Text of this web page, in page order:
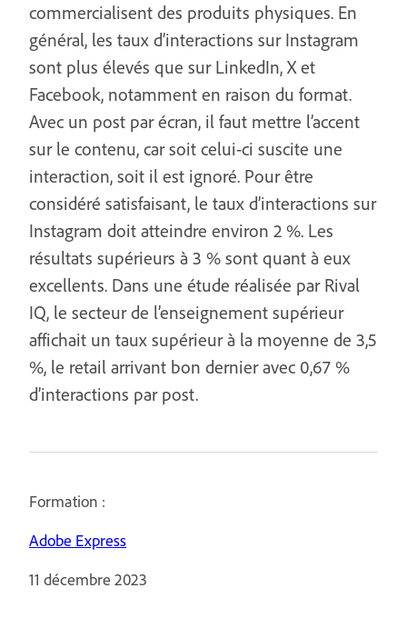
commercialisent des produits physiques. En
général, les taux d’interactions sur Instagram
sont plus élevés que sur LinkedIn, X et
Facebook, notamment en raison du format.
Avec un post par écran, il faut mettre l’accent
sur le contenu, car soit celui-ci suscite une
interaction, soit il est ignoré. Pour être
considéré satisfaisant, le taux d’interactions sur
Instagram doit atteindre environ 2 %. Les
résultats supérieurs à 3 % sont quant à eux
excellents. Dans une étude réalisée par Rival
IQ, le secteur de l’enseignement supérieur
affichait un taux supérieur à la moyenne de 3,5
%, le retail arrivant bon dernier avec 0,67 %
d’interactions par post.
Formation :
Adobe Express
11 décembre 2023